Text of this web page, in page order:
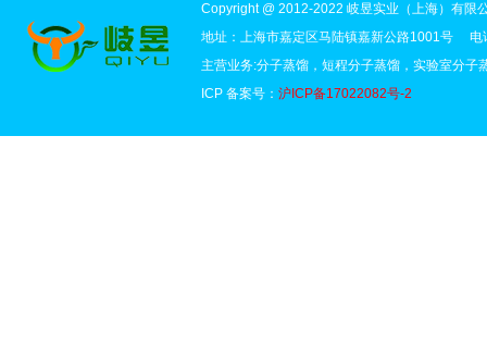
Copyright @ 2012-2022 岐昱实业（上海）有限
地址：上海市嘉定区马陆镇嘉新公路1001号 电
主营业务:分子蒸馏，短程分子蒸馏，实验室分子
ICP 备案号： 沪ICP备17022082号-2